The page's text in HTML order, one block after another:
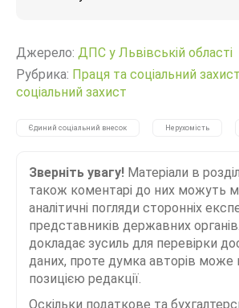
Джерело: ДПС у Львівській області
Рубрика: Праця та соціальний захист
соціальний захист
Єдиний соціальний внесок Нерухомість
Зверніть увагу! Матеріали в
також коментарі до них можуть
аналітичні погляди сторонніх
представників державних
докладає зусиль для перевірки
даних, проте думка авторів може
позицією редакції.
Оскільки податкове та